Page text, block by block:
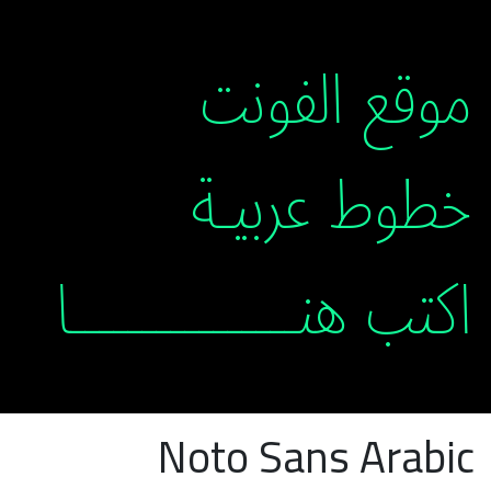
Noto Sans Arabic